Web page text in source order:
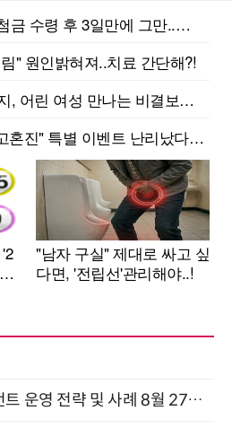
성과를 만드는 AI 에이전트 운영 전략 및 사례 8월 27일 개최